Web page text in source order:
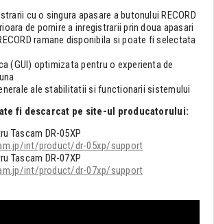
cu o singura apasare a butonului RECORD
de pornire a inregistrarii prin doua apasari
ramane disponibila si poate fi selectata
(GUI) optimizata pentru o experienta de
ale stabilitatii si functionarii sistemului
fi descarcat pe site-ul producatorului:
Tascam DR-05XP
int/product/dr-05xp/support
Tascam DR-07XP
int/product/dr-07xp/support